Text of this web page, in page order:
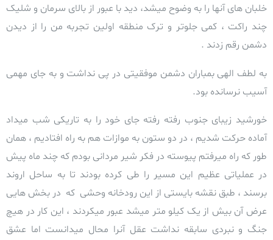
خلبان های آنها را به وضوح میشد، ديد با عبور از بالای سرمان و شلیک
چند راکت ، کمی جلوتر و ترک منطقه اولین تجربه من را از دیدن
دشمن رقم زدند .
به لطف الهی بمباران دشمن موفقیتی در پی نداشت و به جای مهمی
آسیب نرسانده بود.
خورشید زیبای جنوب رفته رفته جای خود را به تاریکی شب میداد
آماده حرکت شدیم ، در دو ستون به موازات هم به راه افتادیم ، همان
طور که راه میرفتم پیوسته در فکر شیر مردانی بودم که چند ماه پیش
در عملیاتی عظیم این مسیر را طی کرده بودند تا به ساحل اروند
برسند ، طبق نقشه بایستی از این رودخانه وحشی که در بخش هایی
عرض آن بیش از یک کیلو متر میشد عبور میکردند ، این کار در هیچ
جنگ و نبردی سابقه نداشت عقل آنرا محال میدانست اما عشق